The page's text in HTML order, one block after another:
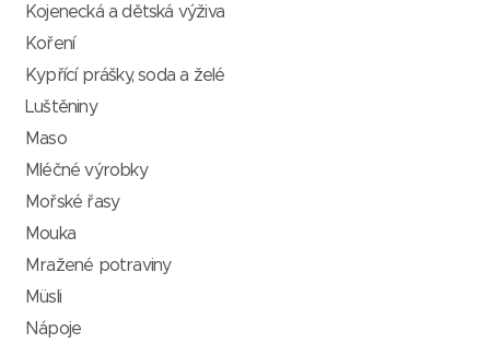
Kojenecká a dětská výživa
Koření
Kypřící prášky, soda a želé
Luštěniny
Maso
Mléčné výrobky
Mořské řasy
Mouka
Mražené potraviny
Müsli
Nápoje